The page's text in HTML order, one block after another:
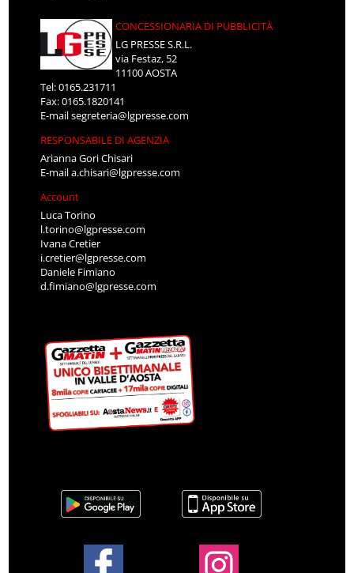
CONCESSIONARIA DI PUBBLICITÀ
LG PRESSE S.R.L.
via Festaz, 52
11100 AOSTA
Tel: 0165.231711
Fax: 0165.1820141
E-mailsegreteria@lgpresse.com
RESPONSABILE DI AGENZIA
Arianna Gori Chisari
E-maila.chisari@lgpresse.com
Account
Luca Torino
l.torino@lgpresse.com
Ivana Cretier
i.cretier@lgpresse.com
Daniele Fimiano
d.fimiano@lgpresse.com